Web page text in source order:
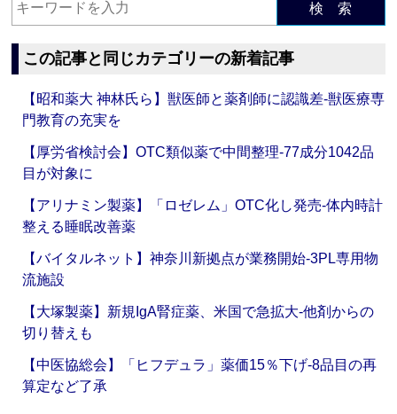
検 索
この記事と同じカテゴリーの新着記事
【昭和薬大 神林氏ら】獣医師と薬剤師に認識差‐獣医療専
門教育の充実を
【厚労省検討会】OTC類似薬で中間整理‐77成分1042品
目が対象に
【アリナミン製薬】「ロゼレム」OTC化し発売‐体内時計
整える睡眠改善薬
【バイタルネット】神奈川新拠点が業務開始‐3PL専用物
流施設
【大塚製薬】新規IgA腎症薬、米国で急拡大‐他剤からの
切り替えも
【中医協総会】「ヒフデュラ」薬価15％下げ‐8品目の再
算定など了承